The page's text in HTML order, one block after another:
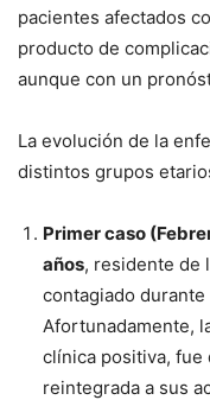
pacientes afectados
producto de
aunque con un
La evolución de la
distintos grupos
Primer caso
años, residente de
contagiado durante
Afortunadamente,
clínica positiva, fue
reintegrada a sus